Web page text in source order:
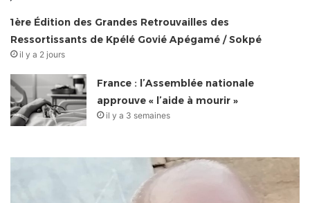
1ère Édition des Grandes Retrouvailles des
Ressortissants de Kpélé Govié Apégamé / Sokpé
il y a 2 jours
France : l’Assemblée nationale
approuve « l’aide à mourir »
il y a 3 semaines